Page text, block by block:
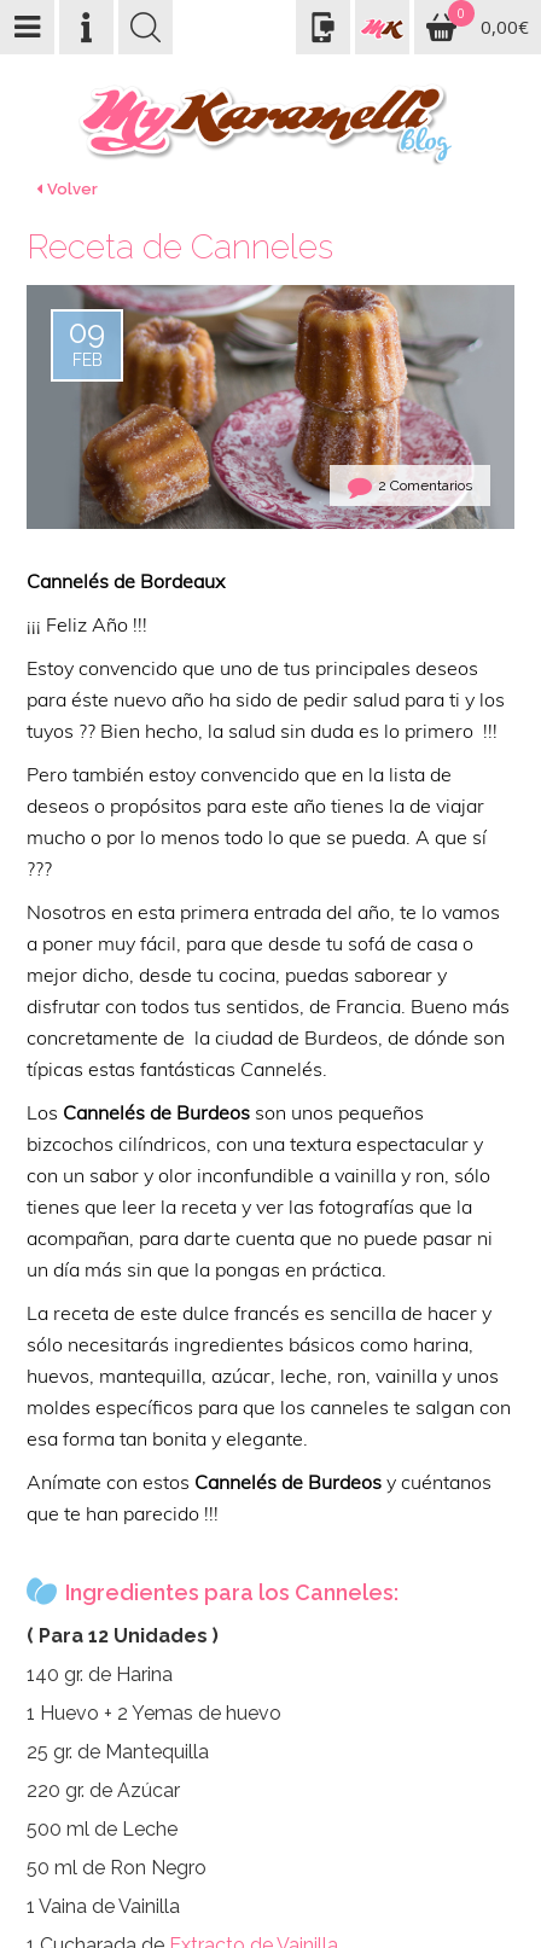
0
0,00€
Volver
Receta de Canneles
09
FEB
2 Comentarios
Cannelés de Bordeaux
¡¡¡ Feliz Año !!!
Estoy convencido que uno de tus principales deseos
para éste nuevo año ha sido de pedir salud para ti y los
tuyos ?? Bien hecho, la salud sin duda es lo primero !!!
Pero también estoy convencido que en la lista de
deseos o propósitos para este año tienes la de viajar
mucho o por lo menos todo lo que se pueda. A que sí
???
Nosotros en esta primera entrada del año, te lo vamos
a poner muy fácil, para que desde tu sofá de casa o
mejor dicho, desde tu cocina, puedas saborear y
disfrutar con todos tus sentidos, de Francia. Bueno más
concretamente de la ciudad de Burdeos, de dónde son
típicas estas fantásticas Cannelés.
Los Cannelés de Burdeos son unos pequeños
bizcochos cilíndricos, con una textura espectacular y
con un sabor y olor inconfundible a vainilla y ron, sólo
tienes que leer la receta y ver las fotografías que la
acompañan, para darte cuenta que no puede pasar ni
un día más sin que la pongas en práctica.
La receta de este dulce francés es sencilla de hacer y
sólo necesitarás ingredientes básicos como harina,
huevos, mantequilla, azúcar, leche, ron, vainilla y unos
moldes específicos para que los canneles te salgan con
esa forma tan bonita y elegante.
Anímate con estos Cannelés de Burdeos y cuéntanos
que te han parecido !!!
Ingredientes para los Canneles:
( Para 12 Unidades )
140 gr. de Harina
1 Huevo + 2 Yemas de huevo
25 gr. de Mantequilla
220 gr. de Azúcar
500 ml de Leche
50 ml de Ron Negro
1 Vaina de Vainilla